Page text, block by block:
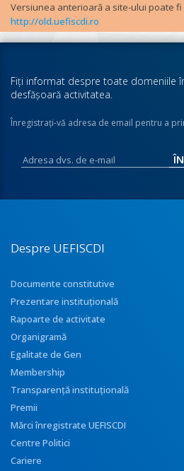
Versiunea anterioară a site-ului poate fi
http://old.uefiscdi.ro
Fiţi informat despre toate domeniile în
desfăşoară activitatea.
Înregistraţi-vă adresa de email pentru a
Despre UEFISCDI
Documente constitutive
Prezentare instituţională
Rapoarte de activitate
Organigramă
Egalitate de Gen
Membership
Transparenţă instituţională
Premii
Mărci înregistrate UEFISCDI
Centre Politici
Cariere